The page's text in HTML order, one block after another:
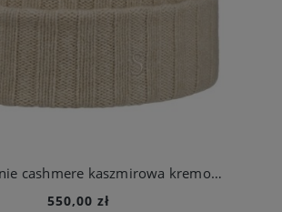
Czapka beanie cashmere kaszmirowa kremowa | Stetson
550,00 zł